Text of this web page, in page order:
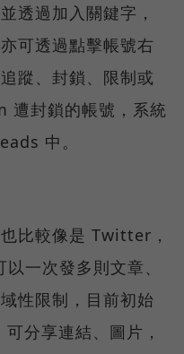
透過加入關鍵字，
可透過點擊帳號右
蹤、封鎖、限制或
封鎖的帳號，系統
中。
比較像是 Twitter，
一次發多則文章、
性限制，目前初始
分享連結、圖片，